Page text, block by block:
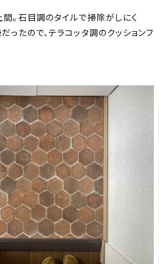
。石目調のタイルで掃除がしにく
ったので、テラコッタ調のクッションフ